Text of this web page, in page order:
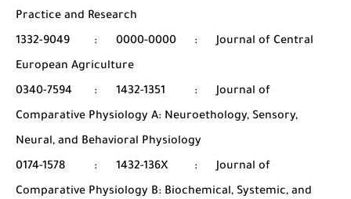
Practice and Research
1332-9049
: 0000-0000 :
Journal of Central
European Agriculture
0340-7594
: 1432-1351 :
Journal of
Comparative Physiology A: Neuroethology, Sensory,
Neural, and Behavioral Physiology
0174-1578
: 1432-136X :
Journal of
Comparative Physiology B: Biochemical, Systemic, and